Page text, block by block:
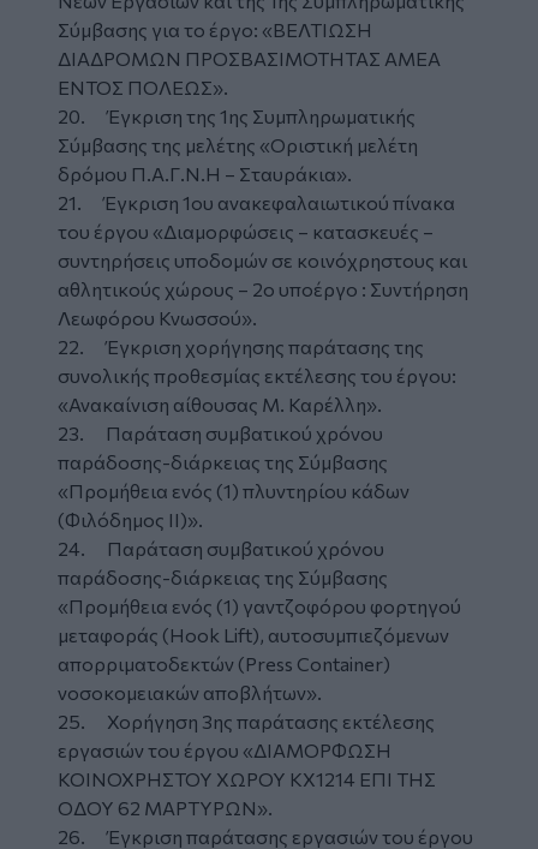
Σύμβασης για το έργο: «ΒΕΛΤΙΩΣΗ
ΔΙΑΔΡΟΜΩΝ ΠΡΟΣΒΑΣΙΜΟΤΗΤΑΣ ΑΜΕΑ
ΕΝΤΟΣ ΠΟΛΕΩΣ».
20. Έγκριση της 1ης Συμπληρωματικής
Σύμβασης της μελέτης «Οριστική μελέτη
δρόμου Π.Α.Γ.Ν.Η – Σταυράκια».
21. Έγκριση 1ου ανακεφαλαιωτικού πίνακα
του έργου «Διαμορφώσεις – κατασκευές –
συντηρήσεις υποδομών σε κοινόχρηστους και
αθλητικούς χώρους – 2ο υποέργο : Συντήρηση
Λεωφόρου Κνωσσού».
22. Έγκριση χορήγησης παράτασης της
συνολικής προθεσμίας εκτέλεσης του έργου:
«Ανακαίνιση αίθουσας Μ. Καρέλλη».
23. Παράταση συμβατικού χρόνου
παράδοσης-διάρκειας της Σύμβασης
«Προμήθεια ενός (1) πλυντηρίου κάδων
(Φιλόδημος II)».
24. Παράταση συμβατικού χρόνου
παράδοσης-διάρκειας της Σύμβασης
«Προμήθεια ενός (1) γαντζοφόρου φορτηγού
μεταφοράς (Ηοοk Lift), αυτοσυμπιεζόμενων
απορριματοδεκτών (Press Container)
νοσοκομειακών αποβλήτων».
25. Χορήγηση 3ης παράτασης εκτέλεσης
εργασιών του έργου «ΔΙΑΜΟΡΦΩΣΗ
ΚΟΙΝΟΧΡΗΣΤΟΥ ΧΩΡΟΥ ΚΧ1214 ΕΠΙ ΤΗΣ
ΟΔΟΥ 62 ΜΑΡΤΥΡΩΝ».
26. Έγκριση παράτασης εργασιών του έργου